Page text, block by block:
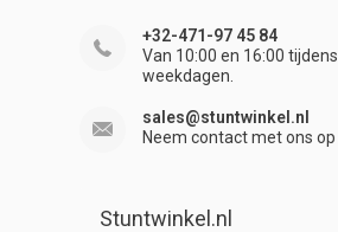
+32-471-97 45 84
Van 10:00 en 16:00 tijdens
weekdagen.
sales@stuntwinkel.nl
Neem contact met ons op
Stuntwinkel.nl